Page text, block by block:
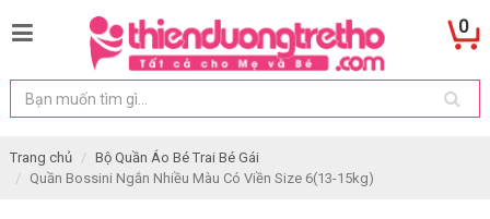
0
Trang chủ
Bộ Quần Áo Bé Trai Bé Gái
Quần Bossini Ngắn Nhiều Màu Có Viền Size 6(13-15kg)